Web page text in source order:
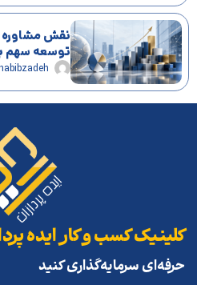
نقش مشاوره
توسعه سهم
کلینیک کسب و کار ایده
حرفه‌ای سرمایه‌گذاری کنید